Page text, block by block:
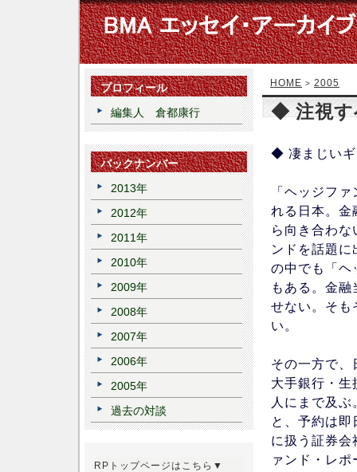
HOME > 2005
◆ 注視す
◆ 凄まじい
「ヘッジフ
れる日本。金
ら向き合わ
ンドを話題
の中でも「ヘ
もある。金
せない。そも
い。
その一方で、
大手銀行・生
人にまで及
と、予約は
に扱う証券会
ァンド・レ
プロフィール
編集人 倉都康行
バックナンバー
2013年
2012年
2011年
2010年
2009年
2008年
2007年
2006年
2005年
過去の対談
RPトップページはこちら▼